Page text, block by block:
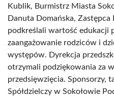
Kublik, Burmistrz Miasta
Danuta Domańska,
podkreślali wartość edukacji
zaangażowanie rodziców i
występów. Dyrekcja
otrzymali podziękowania za
przedsięwzięcia. Sponsorzy,
Spółdzielczy w Sokołowie